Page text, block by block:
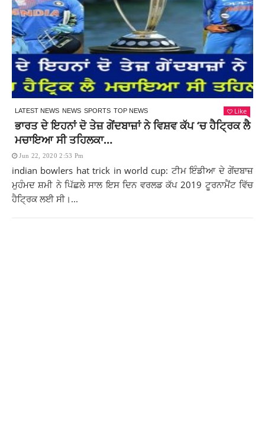
LATEST NEWS NEWS SPORTS TOP NEWS Like
ਭਾਰਤ ਦੇ ਇਹਨਾਂ ਦੋ ਤੇਜ਼ ਗੇਂਦਬਾਜ਼ਾਂ ਨੇ ਵਿਸ਼ਵ ਕੱਪ ‘ਚ ਹੈਟ੍ਰਿਕ ਲੈ
ਮਚਾਇਆ ਸੀ ਤਹਿਲਕਾ…
Jun 22, 2020 2:53 Pm
indian bowlers hat trick in world cup: ਟੀਮ ਇੰਡੀਆ ਦੇ ਗੇਂਦਬਾਜ਼
ਮੁਹੰਮਦ ਸ਼ਮੀ ਨੇ ਪਿੱਛਲੇ ਸਾਲ ਇਸ ਦਿਨ ਵਰਲਡ ਕੱਪ 2019 ਟੂਰਨਾਮੈਂਟ ਵਿੱਚ
ਹੈਟ੍ਰਿਕ ਲਈ ਸੀ।...